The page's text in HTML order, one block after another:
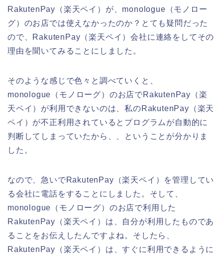
RakutenPay（楽天ペイ）が、monologue（モノロー
グ）のお店では使えなかったのか？とても疑問だった
ので、RakutenPay（楽天ペイ）会社に連絡をしてその
理由を聞いてみることにしました。
そのような感じで色々と調べていくと、
monologue（モノローグ）のお店でRakutenPay（楽
天ペイ）が利用できないのは、私のRakutenPay（楽天
ペイ）が不正利用されているとプログラムが自動的に
判断してしまっていたから、、ということが分かりま
した。
なので、急いでRakutenPay（楽天ペイ）を管理してい
る会社に電話をすることにしました。そして、
monologue（モノローグ）のお店で利用した
RakutenPay（楽天ペイ）は、自分が利用したものであ
ることをお伝えしたんですよね。そしたら、
RakutenPay（楽天ペイ）は、すぐに利用できるように